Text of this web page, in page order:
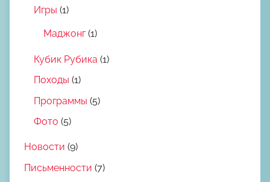
Игры (1)
Маджонг(1)
Кубик Рубика (1)
Походы (1)
Программы (5)
Фото (5)
Новости (9)
Письменности (7)